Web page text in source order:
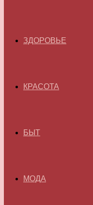
ЗДОРОВЬЕ
КРАСОТА
БЫТ
МОДА